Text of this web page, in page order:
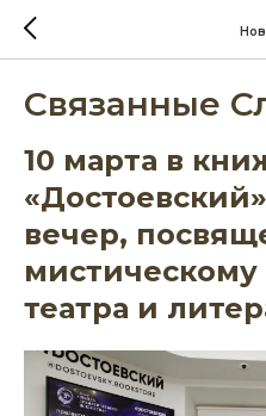
Связанные
10 марта в
вечер,
театра и